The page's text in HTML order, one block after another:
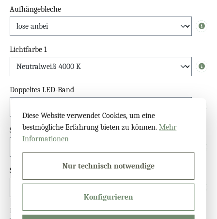
Aufhängebleche
Info
Lichtfarbe 1
Info
Doppeltes LED-Band
Schalter
Sensor
Dimmfunktion
Diese Website verwendet Cookies, um eine
bestmögliche Erfahrung bieten zu können.Mehr
Informationen
Nur technisch notwendige
Konfigurieren